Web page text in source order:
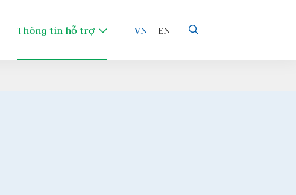
Thông tin hỗ trợ VN EN